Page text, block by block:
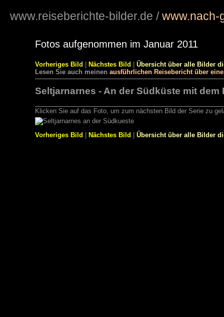
www.reiseberichte-bilder.de /www.nach-
Fotos aufgenommen im Januar 2011
Vorheriges Bild | Nächstes Bild | Übersicht über alle Bilder
Lesen Sie auch meinen ausführlichen Reisebericht über
Seltjarnarnes - An der Südküste mit
Klicken Sie auf das Foto, um zum nächsten Bild der Serie zu
Vorheriges Bild Nächstes Bild Übersicht über alle Bilder